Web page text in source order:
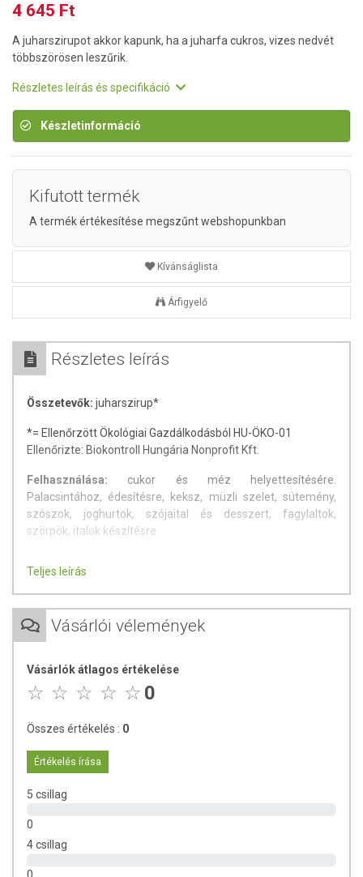
4 645 Ft
A juharszirupot akkor kapunk, ha a juharfa cukros, vizes nedvét
többszörösen leszűrik.
Részletes leírás és specifikáció
Készletinformáció
Kifutott termék
A termék értékesítése megszűnt webshopunkban
Kívánságlista
Árfigyelő
Részletes leírás
Összetevők: juharszirup*
*= Ellenőrzött Ökológiai Gazdálkodásból HU-ÖKO-01
Ellenőrizte: Biokontroll Hungária Nonprofit Kft.
Felhasználása: cukor és méz helyettesítésére.
Palacsintához, édesítésre, keksz, müzli szelet, sütemény,
szószok, joghurtok, szójaital és desszert, fagylaltok,
szörpök, italok készítésre.
Energia: 921 kJ / 220 kcal
Zsír: 0 g
Fehérje: 0 g
Só: 0,1 g
Száraz, hűvös helyen tartandó!
Teljes leírás
Vásárlói vélemények
Vásárlók átlagos értékelése
0
Összes értékelés : 0
Értékelés írása
5 csillag
0
4 csillag